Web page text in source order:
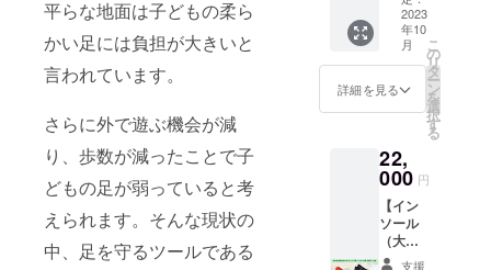
平らな地面は子どもの柔ら
かい足には負担が大きいと
言われています。
さらに外で遊ぶ機会が減
り、歩数が減ったことで子
どもの足が弱っていると考
えられます。そんな現状の
中、足を守るツールである
なくす
ことで
全身の
スが整
い、ケ
防につ
ながり
ます。
※送料込
みのお
値段で
うで
す。 ・
スポー
ツのパ
フォー
きやす
くなる
・姿勢
がよく
なる ・
疲れに
くい 足
ため、
遠方の
方でも
お気軽
にどう
ンソー
ルをい
とで、
こんな
メリッ
トがあ
早割！
あなた
の足に
合っ
た、パ
ンプス
をお作
りしま
す。 営
業回り
で歩く
ことが
多い、
2023
年10
月
詳細を見る
こ
の
リ
タ
ー
ン
を
選
択
す
る
22,
000 円
【イン
ソール
（大人
パンプ
支援